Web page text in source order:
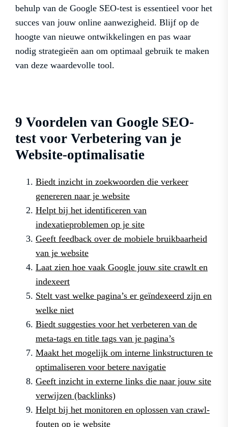
behulp van de Google SEO-test is essentieel voor het
succes van jouw online aanwezigheid. Blijf op de
hoogte van nieuwe ontwikkelingen en pas waar
nodig strategieën aan om optimaal gebruik te maken
van deze waardevolle tool.
9 Voordelen van Google SEO-
test voor Verbetering van je
Website-optimalisatie
Biedt inzicht in zoekwoorden die verkeer
genereren naar je website
Helpt bij het identificeren van
indexatieproblemen op je site
Geeft feedback over de mobiele bruikbaarheid
van je website
Laat zien hoe vaak Google jouw site crawlt en
indexeert
Stelt vast welke pagina’s er geïndexeerd zijn en
welke niet
Biedt suggesties voor het verbeteren van de
meta-tags en title tags van je pagina’s
Maakt het mogelijk om interne linkstructuren te
optimaliseren voor betere navigatie
Geeft inzicht in externe links die naar jouw site
verwijzen (backlinks)
Helpt bij het monitoren en oplossen van crawl-
fouten op je website